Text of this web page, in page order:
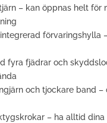
– kan öppnas helt för
förvaringshylla
fyra fjädrar och
och tjockare band
– ha alltid